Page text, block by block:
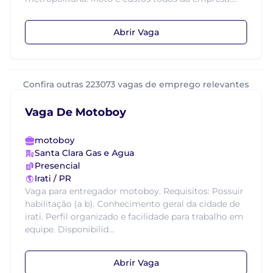
Abrir Vaga
Confira outras 223073 vagas de emprego relevantes
Vaga De Motoboy
motoboy
Santa Clara Gas e Agua
Presencial
Irati / PR
Vaga para entregador motoboy. Requisitos: Possuir
habilitação (a b). Conhecimento geral da cidade de
irati. Perfil organizado e facilidade para trabalho em
equipe. Disponibilid...
Abrir Vaga